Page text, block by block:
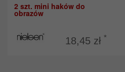
2 szt. mini haków do
obrazów
18,45 zł *